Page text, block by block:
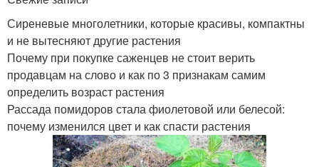
Сиреневые многолетники, которые красивы, компактны
и не вытесняют другие растения
Почему при покупке саженцев не стоит верить
продавцам на слово и как по 3 признакам самим
определить возраст растения
Рассада помидоров стала фиолетовой или белесой:
почему изменился цвет и как спасти растения